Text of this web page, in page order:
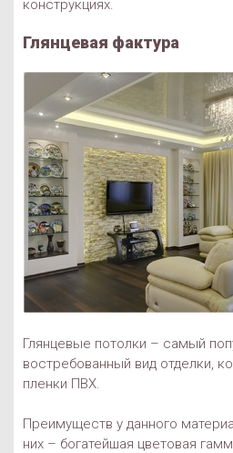
конструкциях.
Глянцевая фактура
Глянцевые потолки – самый
востребованный вид отделки,
пленки ПВХ.
Преимуществ у данного
них – богатейшая цветовая